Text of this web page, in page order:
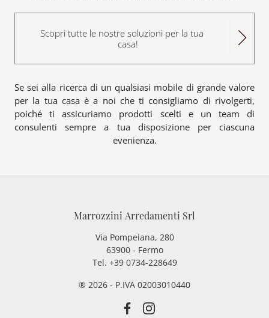
Scopri tutte le nostre soluzioni per la tua
casa!
Se sei alla ricerca di un qualsiasi mobile di grande valore
per la tua casa è a noi che ti consigliamo di rivolgerti,
poiché ti assicuriamo prodotti scelti e un team di
consulenti sempre a tua disposizione per ciascuna
evenienza.
Marrozzini Arredamenti Srl
Via Pompeiana, 280
63900 - Fermo
Tel. +39 0734-228649
® 2026 - P.IVA 02003010440